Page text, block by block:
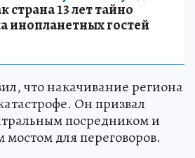
страна 13 лет тайно
инопланетных гостей
что накачивание региона
Он призвал
посредником и
для переговоров.